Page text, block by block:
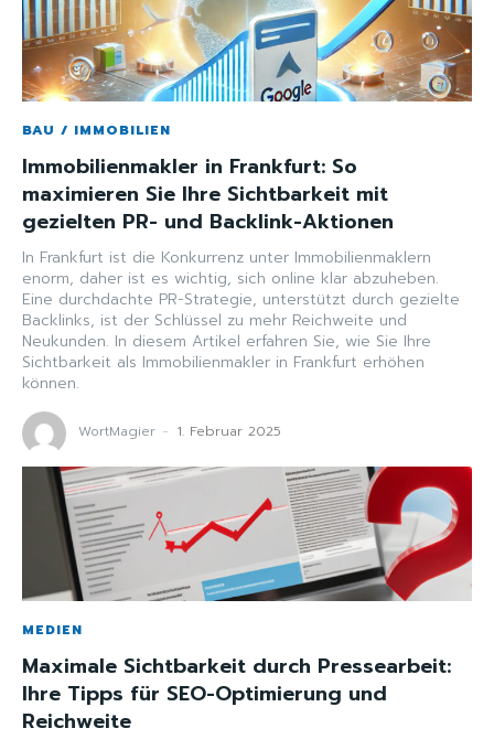
BAU / IMMOBILIEN
Immobilienmakler in Frankfurt: So
maximieren Sie Ihre Sichtbarkeit mit
gezielten PR- und Backlink-Aktionen
In Frankfurt ist die Konkurrenz unter Immobilienmaklern
enorm, daher ist es wichtig, sich online klar abzuheben.
Eine durchdachte PR-Strategie, unterstützt durch gezielte
Backlinks, ist der Schlüssel zu mehr Reichweite und
Neukunden. In diesem Artikel erfahren Sie, wie Sie Ihre
Sichtbarkeit als Immobilienmakler in Frankfurt erhöhen
können.
WortMagier - 1. Februar 2025
MEDIEN
Maximale Sichtbarkeit durch Pressearbeit:
Ihre Tipps für SEO-Optimierung und
Reichweite